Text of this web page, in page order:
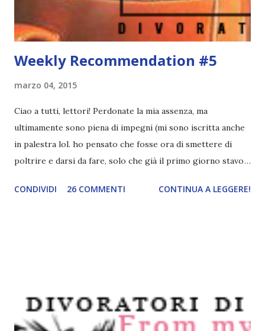
motivo o per un altro non sono riuscita a finire. Di soli...
Weekly Recommendation #5
marzo 04, 2015
Ciao a tutti, lettori! Perdonate la mia assenza, ma
ultimamente sono piena di impegni (mi sono iscritta anche
in palestra lol. ho pensato che fosse ora di smettere di
poltrire e darsi da fare, solo che già il primo giorno stavo
recuperare tutti i post che mi sono persa (un pochino di
libro che mi aveva sconvolto (in positivo). Dunque il mio
giudizio de L'estate dei segreti perduti credo che sia stato
CONDIVIDI 26 COMMENTI CONTINUA A LEGGERE!